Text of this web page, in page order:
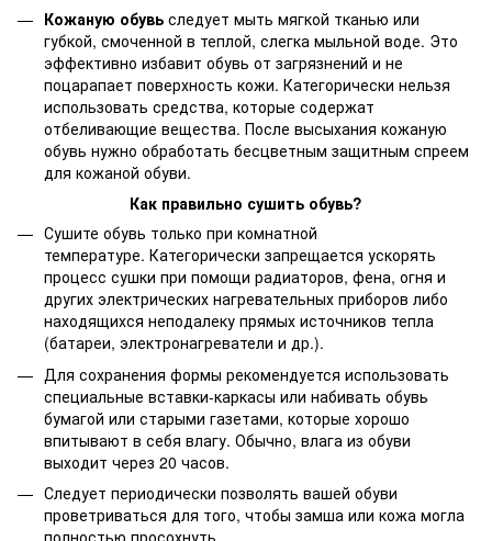
Кожаную обувь следует мыть мягкой тканью или
губкой, смоченной в теплой, слегка мыльной воде. Это
эффективно избавит обувь от загрязнений и не
поцарапает поверхность кожи. Категорически нельзя
использовать средства, которые содержат
отбеливающие вещества. После высыхания кожаную
обувь нужно обработать бесцветным защитным спреем
для кожаной обуви.
Как правильно сушить обувь?
Сушите обувь только при комнатной
температуре. Категорически запрещается ускорять
процесс сушки при помощи радиаторов, фена, огня и
других электрических нагревательных приборов либо
находящихся неподалеку прямых источников тепла
(батареи, электронагреватели и др.).
Для сохранения формы рекомендуется использовать
специальные вставки-каркасы или набивать обувь
бумагой или старыми газетами, которые хорошо
впитывают в себя влагу. Обычно, влага из обуви
выходит через 20 часов.
Следует периодически позволять вашей обуви
проветриваться для того, чтобы замша или кожа могла